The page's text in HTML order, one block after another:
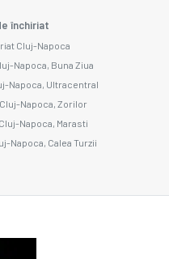
închiriat
Cluj-Napoca
Napoca, Buna Ziua
Napoca, Ultracentral
Napoca, Zorilor
Napoca, Marasti
Napoca, Calea Turzii